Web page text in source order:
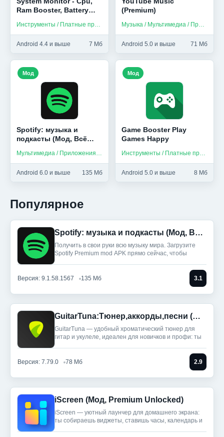
Ram Booster, Battery
Инструменты / Платные приложения
Android 4.4 и выше 7 Мб
(Premium)
Музыка / Мультимедиа / Приложения на русском
Android 5.0 и выше 71 Мб
Spotify: музыка и
подкасты (Мод, Всё
Мультимедиа / Приложения на русском / Музыка
Android 6.0 и выше 135 Мб
Мод
Game Booster Play
Games Happy
Инструменты / Платные приложения
Android 5.0 и выше 8 Мб
Мод
Популярное
Spotify: музыка и подкасты (Мод, Всё разблокировано)
Получить в свои руки всю музыку мира. Загрузите
Spotify Premium mod APK прямо сейчас, чтобы
Версия: 9.1.58.1567 135 Мб 3.1
GuitarTuna:Тюнер,аккорды,песни (Мод, Premium Unlocked)
GuitarTuna — удобный хроматический тюнер для
гитар и укулеле, идеален для новичков и профи: ты
Версия: 7.79.0 78 Мб 2.9
iScreen (Мод, Premium Unlocked)
iScreen — уютный лаунчер для домашнего экрана:
ты собираешь виджеты, ставишь часы, календарь и